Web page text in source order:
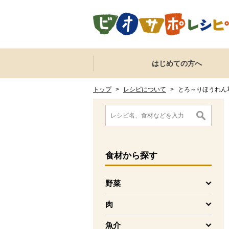
ここからサイト内共通メニューです。
サイト内共通メニューをスキップする
はじめての方へ
トップ > レシピについて > とろ～りほうれん
ここから消費材検索メニューです。
食材から探す
野菜
を開く
肉
を開く
魚介
消費材検索メニューここまで。
ここから本文です。